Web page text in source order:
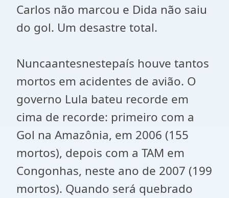
Carlos não marcou e Dida não saiu
do gol. Um desastre total.
Nuncaantesnestepaís houve tantos
mortos em acidentes de avião. O
governo Lula bateu recorde em
cima de recorde: primeiro com a
Gol na Amazônia, em 2006 (155
mortos), depois com a TAM em
Congonhas, neste ano de 2007 (199
mortos). Quando será quebrado